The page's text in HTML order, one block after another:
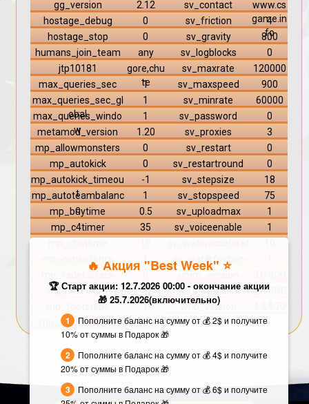
gg_version
2.12
hostage_debug
0
hostage_stop
0
humans_join_team
any
jtp10181
gore,chu
te
max_queries_sec
1
max_queries_sec_gl
obal
1
max_queries_windo
w
1
metamod_version
1.20
mp_allowmonsters
0
mp_autokick
0
mp_autokick_timeou
t
-1
mp_autoteambalanc
e
1
mp_buytime
0.5
mp_c4timer
35
1
mp_flashlight
1
mp_footsteps
1
mp_forcecamera
2
sv_contact
www.cs
game.in
fo
sv_friction
4
sv_gravity
800
sv_logblocks
0
sv_maxrate
120000
sv_maxspeed
900
sv_minrate
60000
sv_password
0
sv_proxies
3
sv_restart
0
sv_restartround
0
sv_stepsize
18
sv_stopspeed
75
sv_uploadmax
1
sv_voiceenable
1
sv_waterfriction
VTC_Version
2017RC
whb_version
🔥 Акция "Best Week" ⭐️
🏆 Старт акции: 12.7.2026 00:00 - окончание акции
🎁 25.7.2026(включительно)
Пополните баланс на сумму от 💰 2$ и получите
10% от суммы в Подарок 🎁
Пополните баланс на сумму от 💰 4$ и получите
20% от суммы в Подарок 🎁
Пополните баланс на сумму от 💰 6$ и получите